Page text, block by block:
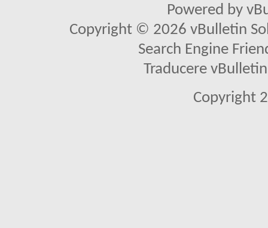
Powered by
Copyright © 2026 vBulletin
Search Engine
Traducere
Copyright